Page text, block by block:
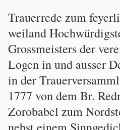
Trauerrede zum
weiland
Grossmeisters der
Logen in und ausser
in der
1777 von dem Br.
Zorobabel zum
nebst einem